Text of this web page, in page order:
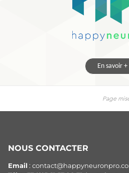
En savoir +
Page
NOUS CONTACTER
Email :